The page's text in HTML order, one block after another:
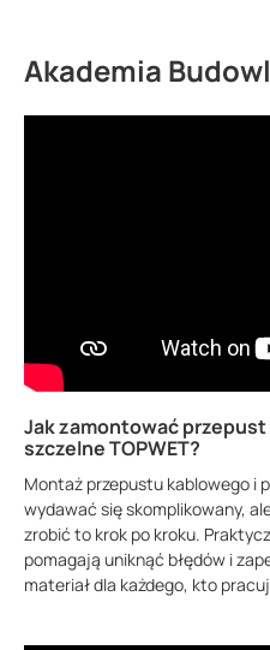
Akademia
Jak zamontować
szczelne TOPWET?
Montaż przepustu kablowego i
wydawać się skomplikowany,
zrobić to krok po kroku.
pomagają uniknąć błędów i
materiał dla każdego, kto